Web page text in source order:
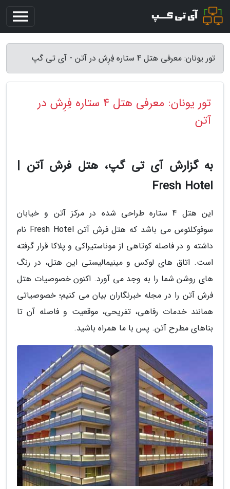
تور یونان: معرفی هتل 4 ستاره فِرِش در آتن - آی تی گپ
تور یونان: معرفی هتل 4 ستاره فِرِش در
آتن
به گزارش آی تی گپ، هتل فرش آتن |
Fresh Hotel
این هتل 4 ستاره طراحی شده در مرکز آتن و خیابان
سوفوکلئوس می باشد که هتل فرش آتن Fresh Hotel نام
داشته و در فاصله کوتاهی از موناستیراکی و پلاکا قرار گرفته
است. اتاق های لوکس و مینیمالیستی این هتل، در رنگ
های روشن شما را به وجد می آورد. اکنون خصوصیات هتل
فرش آتن را در مجله خبرنگاران بیان می کنیم؛ خصوصیاتی
همانند خدمات رفاهی، تفریحی، موقعیت و فاصله آن تا
بناهای مطرح آتن. پس با ما همراه باشید.